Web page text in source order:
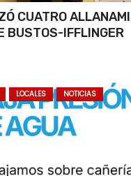
CUATRO
BUSTOS-IFFLINGER
LOCALES NOTICIAS